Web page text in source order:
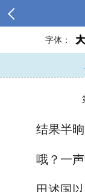
字体： 大
结果半
哦？一声